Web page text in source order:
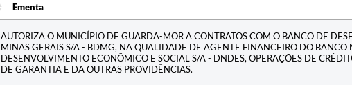
Ementa
AUTORIZA O MUNICÍPIO DE GUARDA-MOR A CONTRATOS COM O BANCO DE
MINAS GERAIS S/A - BDMG, NA QUALIDADE DE AGENTE FINANCEIRO DO BANCO
DESENVOLVIMENTO ECONÔMICO E SOCIAL S/A - DNDES, OPERAÇÕES DE
DE GARANTIA E DA OUTRAS PROVIDÊNCIAS.